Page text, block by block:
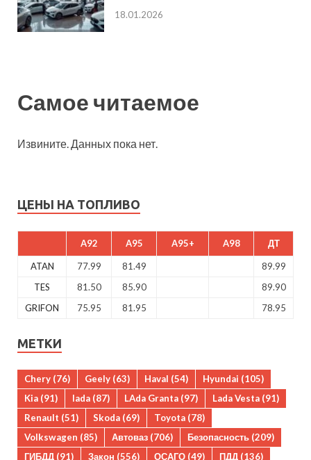
18.01.2026
Самое читаемое
Извините. Данных пока нет.
ЦЕНЫ НА ТОПЛИВО
A92 A95 A95+ A98 ДТ
ATAN 77.99 81.49
89.99
TES
81.50 85.90
89.90
GRIFON
75.95 81.95 78.95
МЕТКИ
Chery (76) Geely (63) Haval (54) Hyundai (105)
Kia (91) lada (87) LAda Granta (97) Lada Vesta (91)
Renault (51) Skoda (69) Toyota (78)
Volkswagen (85) Автоваз (706) Безопасность (209)
ГИБДД (91) Закон (556) ОСАГО (49) ПДД (136)